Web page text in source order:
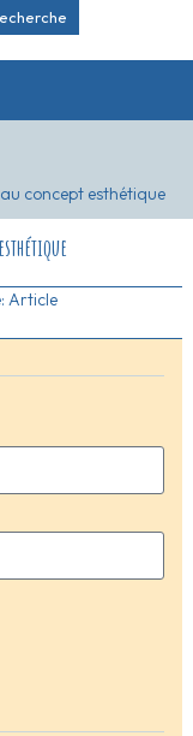
concept esthétique
Article